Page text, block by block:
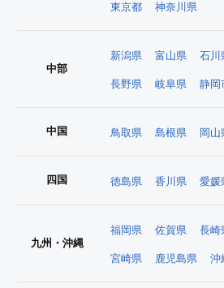
東京都 神奈川県
中部
新潟県 富山県 石川
長野県 岐阜県 静岡
中国 鳥取県 島根県 岡山
四国 徳島県 香川県 愛媛
九州・沖縄
福岡県 佐賀県 長崎
宮崎県 鹿児島県 沖